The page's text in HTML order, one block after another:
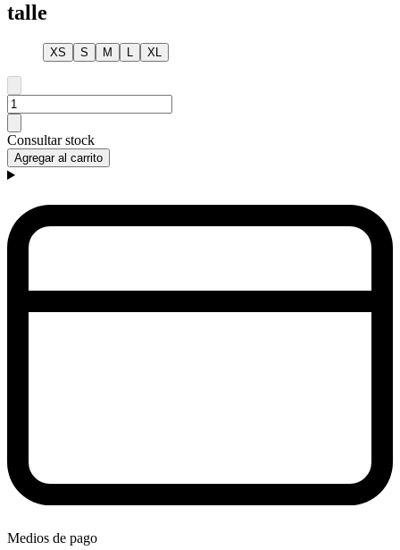
talle
XS S M L XL
Consultar stock
Agregar al carrito
Medios de pago